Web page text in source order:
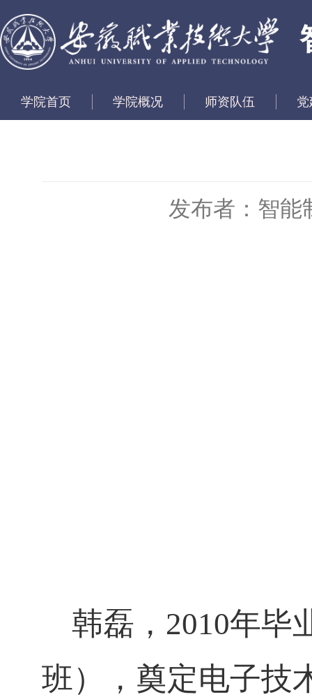
学院首页 学院概况 师资队伍
发布者：智能
韩磊， 2010年毕
班），奠定电子技